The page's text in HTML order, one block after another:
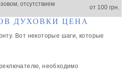
отсутствием
от 100 грн.
ДУХОВКИ ЦЕНА
Вот некоторые шаги, которые
необходимо